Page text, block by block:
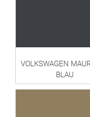
VOLKSWAGEN
BLAU